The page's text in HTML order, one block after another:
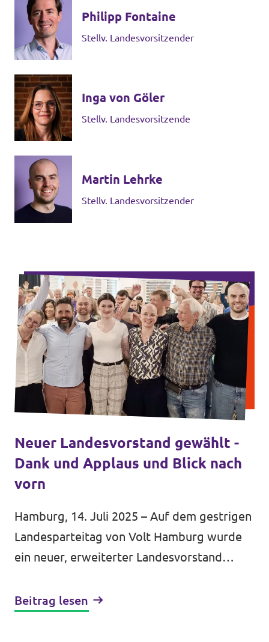
Philipp Fontaine
Stellv. Landesvorsitzender
Inga von Göler
Stellv. Landesvorsitzende
Martin Lehrke
Stellv. Landesvorsitzender
Neuer Landesvorstand gewählt -
Dank und Applaus und Blick nach
vorn
Hamburg, 14. Juli 2025 – Auf dem gestrigen
Landesparteitag von Volt Hamburg wurde
ein neuer, erweiterter Landesvorstand
Mitglieder die langjährigen...
Beitrag lesen